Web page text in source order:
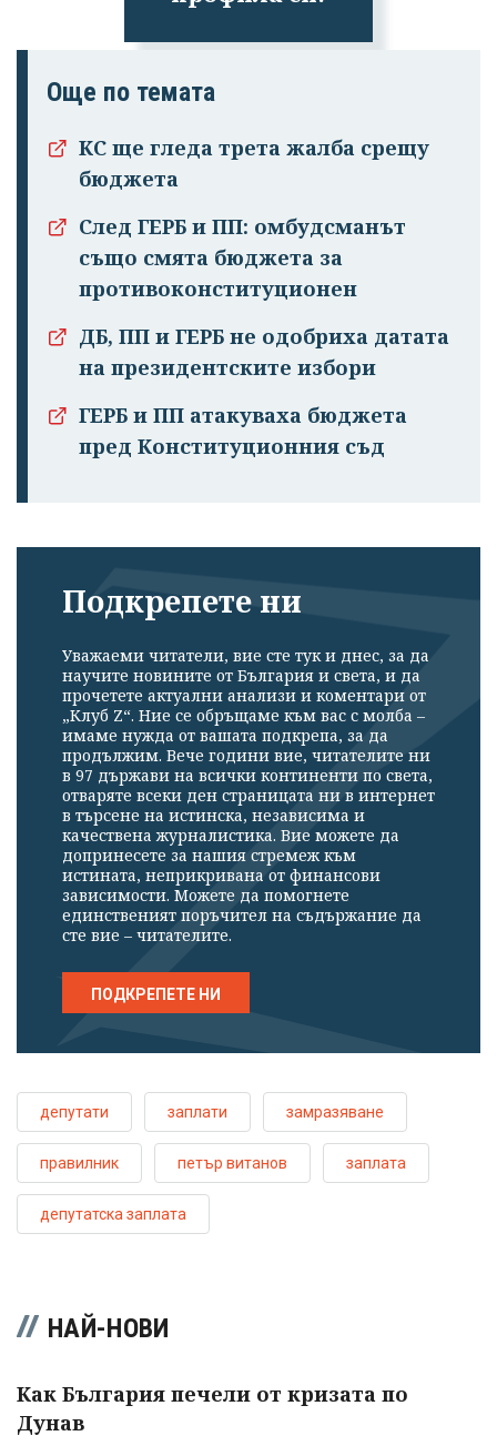
Още по темата
КС ще гледа трета жалба срещу
бюджета
След ГЕРБ и ПП: омбудсманът
също смята бюджета за
противоконституционен
ДБ, ПП и ГЕРБ не одобриха датата
на президентските избори
ГЕРБ и ПП атакуваха бюджета
пред Конституционния съд
Подкрепете ни
Уважаеми читатели, вие сте тук и днес, за да
научите новините от България и света, и да
прочетете актуални анализи и коментари от
„Клуб Z“. Ние се обръщаме към вас с молба –
имаме нужда от вашата подкрепа, за да
продължим. Вече години вие, читателите ни
в 97 държави на всички континенти по света,
отваряте всеки ден страницата ни в интернет
в търсене на истинска, независима и
качествена журналистика. Вие можете да
допринесете за нашия стремеж към
истината, неприкривана от финансови
зависимости. Можете да помогнете
единственият поръчител на съдържание да
сте вие – читателите.
ПОДКРЕПЕТЕ НИ
депутати заплати замразяване
правилник петър витанов заплата
депутатска заплата
НАЙ-НОВИ
Как България печели от кризата по
Дунав